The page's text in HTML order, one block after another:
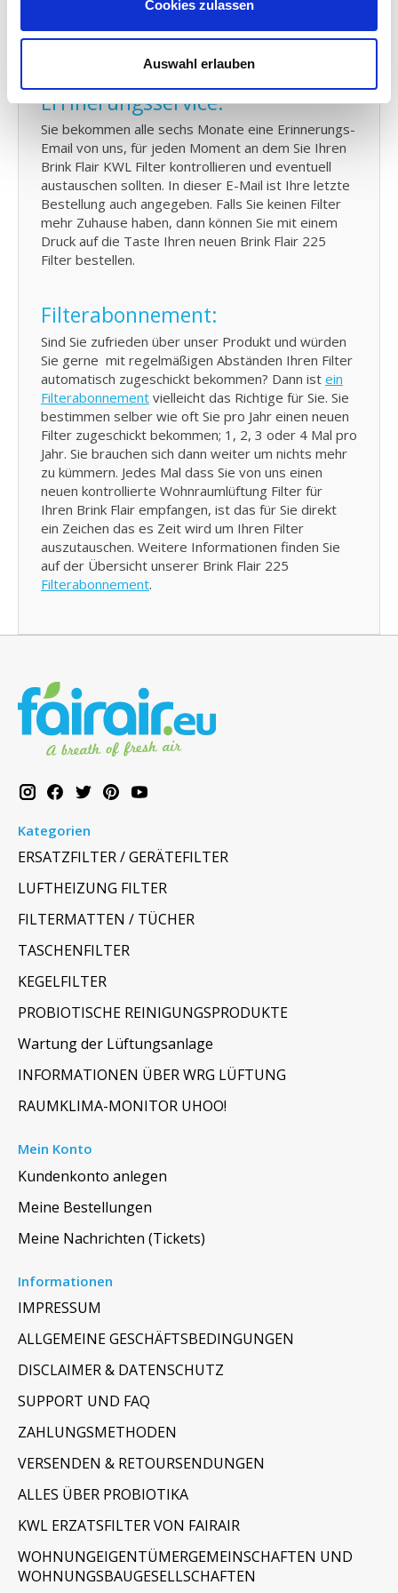
Cookies zulassen
Auswahl erlauben
225 verloren? Sie können hier de
Gebrauchsanleitung Ihres Brink Lüftungsanlage
Errinerungsservice:
Sie bekommen alle sechs Monate eine Erinnerungs-
Email von uns, für jeden Moment an dem Sie Ihren
Brink Flair KWL Filter kontrollieren und eventuell
austauschen sollten. In dieser E-Mail ist Ihre letzte
Bestellung auch angegeben. Falls Sie keinen Filter
mehr Zuhause haben, dann können Sie mit einem
Druck auf die Taste Ihren neuen Brink Flair 225
Filter bestellen.
Filterabonnement:
Sind Sie zufrieden über unser Produkt und würden
Sie gerne mit regelmäßigen Abständen Ihren Filter
automatisch zugeschickt bekommen? Dann ist ein
Filterabonnement vielleicht das Richtige für Sie. Sie
bestimmen selber wie oft Sie pro Jahr einen neuen
Filter zugeschickt bekommen; 1, 2, 3 oder 4 Mal pro
Jahr. Sie brauchen sich dann weiter um nichts mehr
zu kümmern. Jedes Mal dass Sie von uns einen
neuen kontrollierte Wohnraumlüftung Filter für
Ihren Brink Flair empfangen, ist das für Sie direkt
ein Zeichen das es Zeit wird um Ihren Filter
auszutauschen. Weitere Informationen finden Sie
auf der Übersicht unserer Brink Flair 225
Filterabonnement.
Kategorien
ERSATZFILTER / GERÄTEFILTER
LUFTHEIZUNG FILTER
FILTERMATTEN / TÜCHER
TASCHENFILTER
KEGELFILTER
PROBIOTISCHE REINIGUNGSPRODUKTE
Wartung der Lüftungsanlage
INFORMATIONEN ÜBER WRG LÜFTUNG
RAUMKLIMA-MONITOR UHOO!
Mein Konto
Kundenkonto anlegen
Meine Bestellungen
Meine Nachrichten (Tickets)
Informationen
IMPRESSUM
ALLGEMEINE GESCHÄFTSBEDINGUNGEN
DISCLAIMER & DATENSCHUTZ
SUPPORT UND FAQ
ZAHLUNGSMETHODEN
VERSENDEN & RETOURSENDUNGEN
ALLES ÜBER PROBIOTIKA
KWL ERZATSFILTER VON FAIRAIR
WOHNUNGEIGENTÜMERGEMEINSCHAFTEN UND
WOHNUNGSBAUGESELLSCHAFTEN